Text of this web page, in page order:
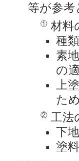
等が参
① 材料
種
素
の
上
た
② 工法
下
塗